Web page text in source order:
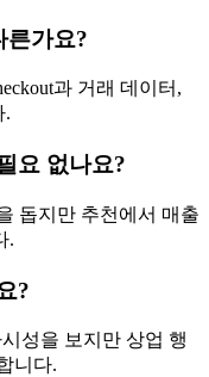
른가요?
과 거래 데이터,
.
요 없나요?
돕지만 추천에서 매출
.
?
성을 보지만 상업 행
니다.